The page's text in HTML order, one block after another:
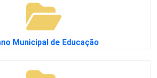
Municipal de Educação